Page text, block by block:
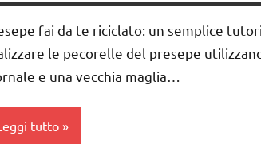
fai da te riciclato: un semplice
le pecorelle del presepe
e una vecchia maglia…
tutto